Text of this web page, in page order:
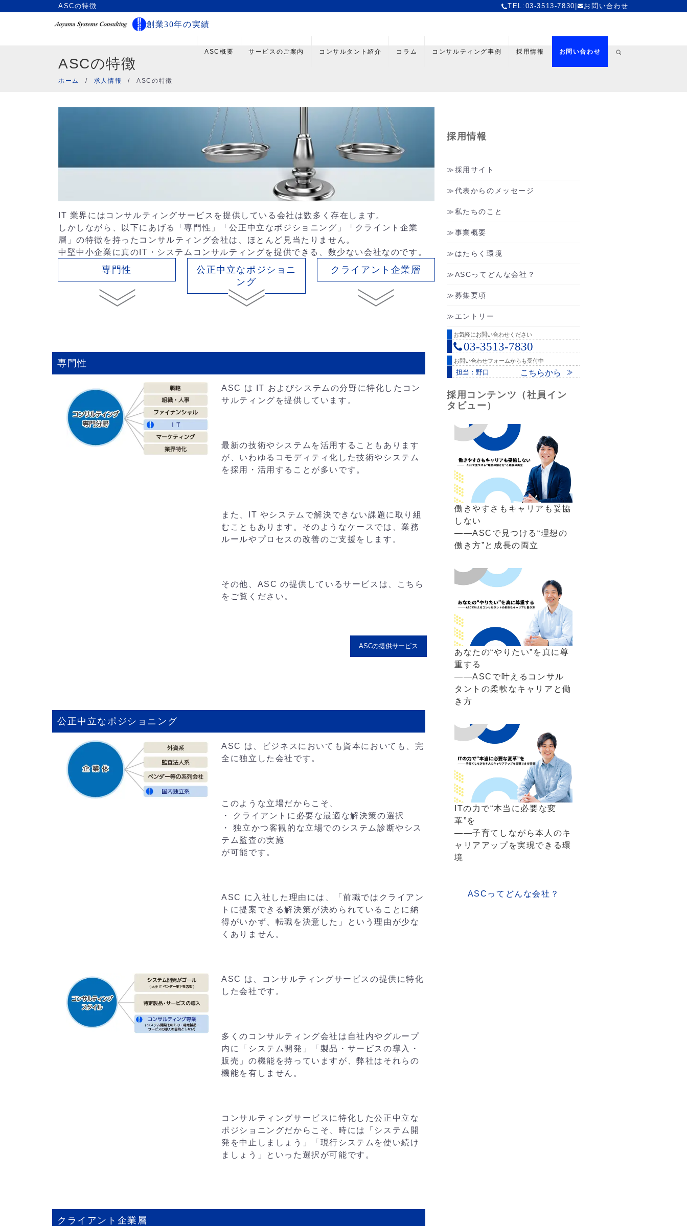
ASCの特徴 TEL:03-3513-7830 お問い合わせ
創業30年の実績
ASC概要 サービスのご案内 コンサルタント紹介 コラム コンサルティング事例 採用情報 お問い合わせ
ASCの特徴
ホーム / 求人情報 /ASCの特徴
IT 業界にはコンサルティングサービスを提供している会社は数多く存在します。
しかしながら、以下にあげる「専門性」「公正中立なポジショニング」「クライント企業
層」の特徴を持ったコンサルティング会社は、ほとんど見当たりません。
中堅中小企業に真のIT・システムコンサルティングを提供できる、数少ない会社なのです。
専門性
公正中立なポジショニ
ング
クライアント企業層
専門性
ASC は IT およびシステムの分野に特化したコン
サルティングを提供しています。
最新の技術やシステムを活用することもあります
が、いわゆるコモディティ化した技術やシステム
を採用・活用することが多いです。
また、IT やシステムで解決できない課題に取り組
むこともあります。そのようなケースでは、業務
ルールやプロセスの改善のご支援をします。
その他、ASC の提供しているサービスは、こちら
をご覧ください。
ASCの提供サービス
公正中立なポジショニング
ASC は、ビジネスにおいても資本においても、完
全に独立した会社です。
このような立場だからこそ、
・ クライアントに必要な最適な解決策の選択
・ 独立かつ客観的な立場でのシステム診断やシス
テム監査の実施
が可能です。
ASC に入社した理由には、「前職ではクライアン
トに提案できる解決策が決められていることに納
得がいかず、転職を決意した」という理由が少な
くありません。
ASC は、コンサルティングサービスの提供に特化
した会社です。
多くのコンサルティング会社は自社内やグループ
内に「システム開発」「製品・サービスの導入・
販売」の機能を持っていますが、弊社はそれらの
機能を有しません。
コンサルティングサービスに特化した公正中立な
ポジショニングだからこそ、時には「システム開
発を中止しましょう」「現行システムを使い続け
ましょう」といった選択が可能です。
クライアント企業層
採用情報
採用サイト
代表からのメッセージ
私たちのこと
事業概要
はたらく環境
ASCってどんな会社？
募集要項
エントリー
採用コンテンツ（社員イン
タビュー）
働きやすさもキャリアも妥協
しない
――ASCで見つける“理想の
働き方”と成長の両立
あなたの“やりたい”を真に尊
重する
――ASCで叶えるコンサル
タントの柔軟なキャリアと働
き方
ITの力で“本当に必要な変
革”を
――子育てしながら本人のキ
ャリアアップを実現できる環
境
ASCってどんな会社？